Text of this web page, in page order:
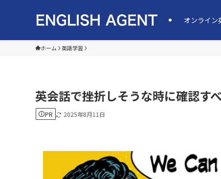
オンライン
ホーム 英語学習
英会話で挫折しそうな時に確認す
PR 2025年8月11日